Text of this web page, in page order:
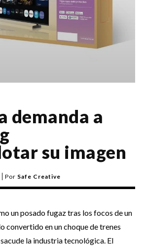
demanda a
su imagen
Por Safe Creative
un posado fugaz tras los focos de un
convertido en un choque de trenes
la industria tecnológica. El